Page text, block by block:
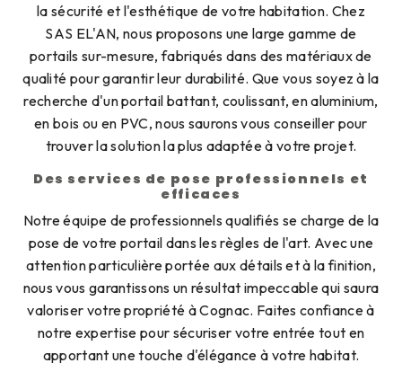
la sécurité et l'esthétique de votre habitation. Chez
SAS EL'AN, nous proposons une large gamme de
portails sur-mesure, fabriqués dans des matériaux de
qualité pour garantir leur durabilité. Que vous soyez à la
recherche d'un portail battant, coulissant, en aluminium,
en bois ou en PVC, nous saurons vous conseiller pour
trouver la solution la plus adaptée à votre projet.
Des services de pose professionnels et
efficaces
Notre équipe de professionnels qualifiés se charge de la
pose de votre portail dans les règles de l'art. Avec une
attention particulière portée aux détails et à la finition,
nous vous garantissons un résultat impeccable qui saura
valoriser votre propriété à Cognac. Faites confiance à
notre expertise pour sécuriser votre entrée tout en
apportant une touche d'élégance à votre habitat.